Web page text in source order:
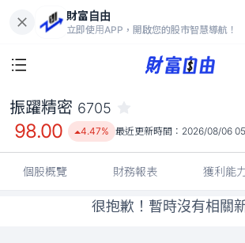
財富自由
立即使用APP，開啟您的股市智慧導航！
98.00
4.47%
振躍精密 6705
98.00 4.47% 最近更新時間： 2026/08/06
個股概覽 財務報表 獲利能
很抱歉！暫時沒有相關